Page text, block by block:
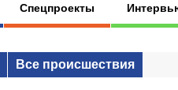
Спецпроекты
Все происшествия